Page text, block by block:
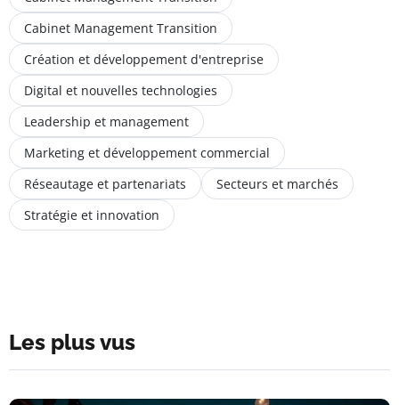
Cabinet Management Transition
Création et développement d'entreprise
Digital et nouvelles technologies
Leadership et management
Marketing et développement commercial
Réseautage et partenariats
Secteurs et marchés
Stratégie et innovation
Les plus vus